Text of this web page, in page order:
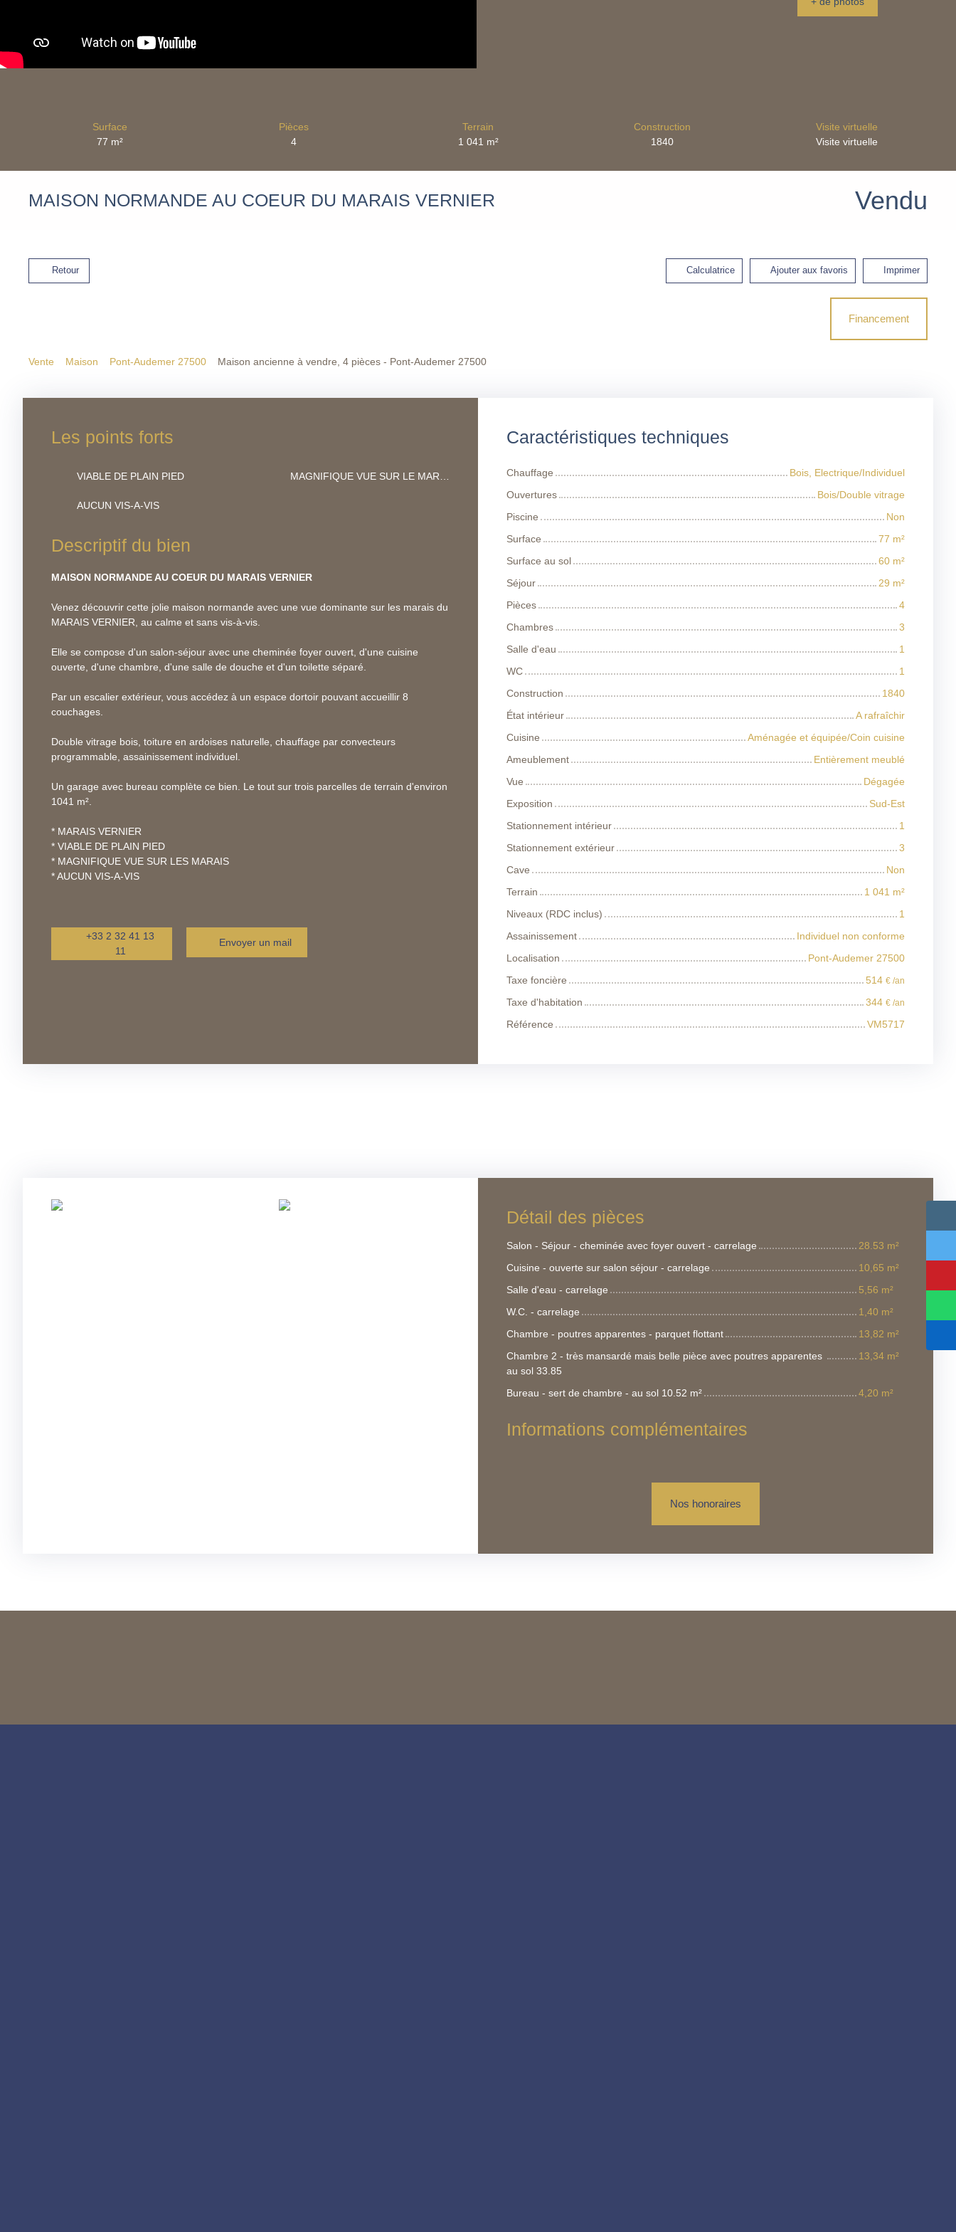
Surface
77 m²
Pièces
4
Terrain
1 041 m²
Construction
1840
Visite virtuelle
Visite virtuelle
MAISON NORMANDE AU COEUR DU MARAIS VERNIER Vendu
Retour Calculatrice Ajouter aux favoris Imprimer
Financement
Vente Maison Pont-Audemer 27500 Maison ancienne à vendre, 4 pièces - Pont-Audemer 27500
Les points forts
VIABLE DE PLAIN PIED MAGNIFIQUE VUE SUR LE MARAIS VERNIER
AUCUN VIS-A-VIS
Descriptif du bien
MAISON NORMANDE AU COEUR DU MARAIS VERNIER
Venez découvrir cette jolie maison normande avec une vue dominante sur les marais du
MARAIS VERNIER, au calme et sans vis-à-vis.
Elle se compose d'un salon-séjour avec une cheminée foyer ouvert, d'une cuisine
ouverte, d'une chambre, d'une salle de douche et d'un toilette séparé.
Par un escalier extérieur, vous accédez à un espace dortoir pouvant accueillir 8
couchages.
Double vitrage bois, toiture en ardoises naturelle, chauffage par convecteurs
programmable, assainissement individuel.
Un garage avec bureau complète ce bien. Le tout sur trois parcelles de terrain d'environ
1041 m².
* MARAIS VERNIER
* VIABLE DE PLAIN PIED
* MAGNIFIQUE VUE SUR LES MARAIS
* AUCUN VIS-A-VIS
+33 2 32 41 13
11
Envoyer un mail
Caractéristiques techniques
Chauffage
Bois, Electrique/Individuel
Ouvertures
Bois/Double vitrage
Piscine
Non
Surface
77 m²
Surface au sol
60 m²
Séjour
29 m²
Pièces
4
Chambres
3
Salle d'eau
1
WC
1
Construction
1840
État intérieur
A rafraîchir
Cuisine
Aménagée et équipée/Coin cuisine
Ameublement
Entièrement meublé
Vue
Dégagée
Exposition
Sud-Est
Stationnement intérieur
1
Stationnement extérieur
3
Cave
Non
Terrain
1 041 m²
Niveaux (RDC inclus)
1
Assainissement
Individuel non conforme
Localisation
Pont-Audemer 27500
Taxe foncière
514 € /an
Taxe d'habitation 344 € /an
Référence VM5717
Détail des pièces
Salon - Séjour - cheminée avec foyer ouvert - carrelage
28.53 m²
Cuisine - ouverte sur salon séjour - carrelage
10,65 m²
Salle d'eau - carrelage
5,56 m²
W.C. - carrelage
1,40 m²
Chambre - poutres apparentes - parquet flottant
13,82 m²
Chambre 2 - très mansardé mais belle pièce avec poutres apparentes
au sol 33.85
13,34 m²
Bureau - sert de chambre - au sol 10.52 m² 4,20 m²
Informations complémentaires
Nos honoraires